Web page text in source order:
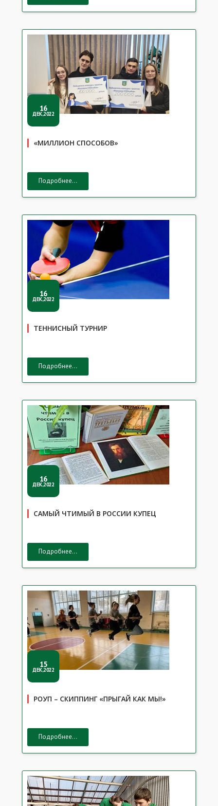
16
ДЕК,2022
«МИЛЛИОН СПОСОБОВ»
Подробнее...
16
ДЕК,2022
ТЕННИСНЫЙ ТУРНИР
Подробнее...
16
ДЕК,2022
САМЫЙ ЧТИМЫЙ В РОССИИ КУПЕЦ
Подробнее...
15
ДЕК,2022
РОУП – СКИППИНГ «ПРЫГАЙ КАК МЫ!»
Подробнее...